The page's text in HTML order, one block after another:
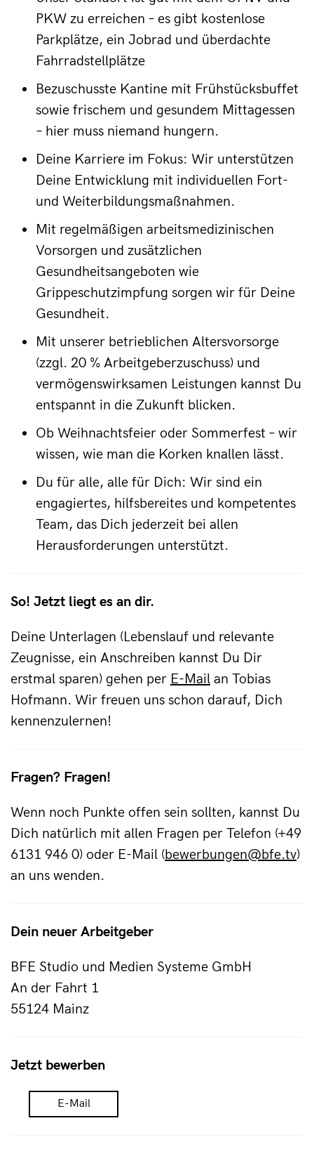
Fragen? Fragen!
Wenn noch Punkte offen sein sollten, kannst Du
Dich natürlich mit allen Fragen per Telefon (+49
6131 946 0) oder E-Mail (bewerbungen@bfe.tv)
an uns wenden.
PKW zu erreichen – es gibt kostenlose
Parkplätze, ein Jobrad und überdachte
Fahrradstellplätze
Bezuschusste Kantine mit Frühstücksbuffet
sowie frischem und gesundem Mittagessen
– hier muss niemand hungern.
Deine Karriere im Fokus: Wir unterstützen
Deine Entwicklung mit individuellen Fort-
und Weiterbildungsmaßnahmen.
Mit regelmäßigen arbeitsmedizinischen
Vorsorgen und zusätzlichen
Gesundheitsangeboten wie
Grippeschutzimpfung sorgen wir für Deine
Gesundheit.
Mit unserer betrieblichen Altersvorsorge
(zzgl. 20 % Arbeitgeberzuschuss) und
vermögenswirksamen Leistungen kannst Du
entspannt in die Zukunft blicken.
Ob Weihnachtsfeier oder Sommerfest – wir
wissen, wie man die Korken knallen lässt.
Du für alle, alle für Dich: Wir sind ein
engagiertes, hilfsbereites und kompetentes
Team, das Dich jederzeit bei allen
Herausforderungen unterstützt.
So! Jetzt liegt es an dir.
Deine Unterlagen (Lebenslauf und relevante
Zeugnisse, ein Anschreiben kannst Du Dir
erstmal sparen) gehen per E-Mail an Tobias
Hofmann. Wir freuen uns schon darauf, Dich
kennenzulernen!
Dein neuer Arbeitgeber
BFE Studio und Medien Systeme GmbH
An der Fahrt 1
55124 Mainz
Jetzt bewerben
E-Mail